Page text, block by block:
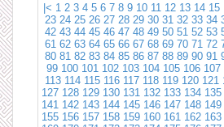
|< 1 2 3 4 5 6 7 8 9 10 11 12 13 14 15
23 24 25 26 27 28 29 30 31 32 33 34
42 43 44 45 46 47 48 49 50 51 52 53
61 62 63 64 65 66 67 68 69 70 71 72
80 81 82 83 84 85 86 87 88 89 90 91
99 100 101 102 103 104 105 106 107
113 114 115 116 117 118 119 120 121
127 128 129 130 131 132 133 134 135
141 142 143 144 145 146 147 148 149
155 156 157 158 159 160 161 162 163